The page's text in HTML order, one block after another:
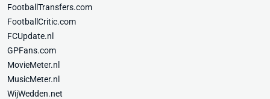
FootballTransfers.com
FootballCritic.com
FCUpdate.nl
GPFans.com
MovieMeter.nl
MusicMeter.nl
WijWedden.net